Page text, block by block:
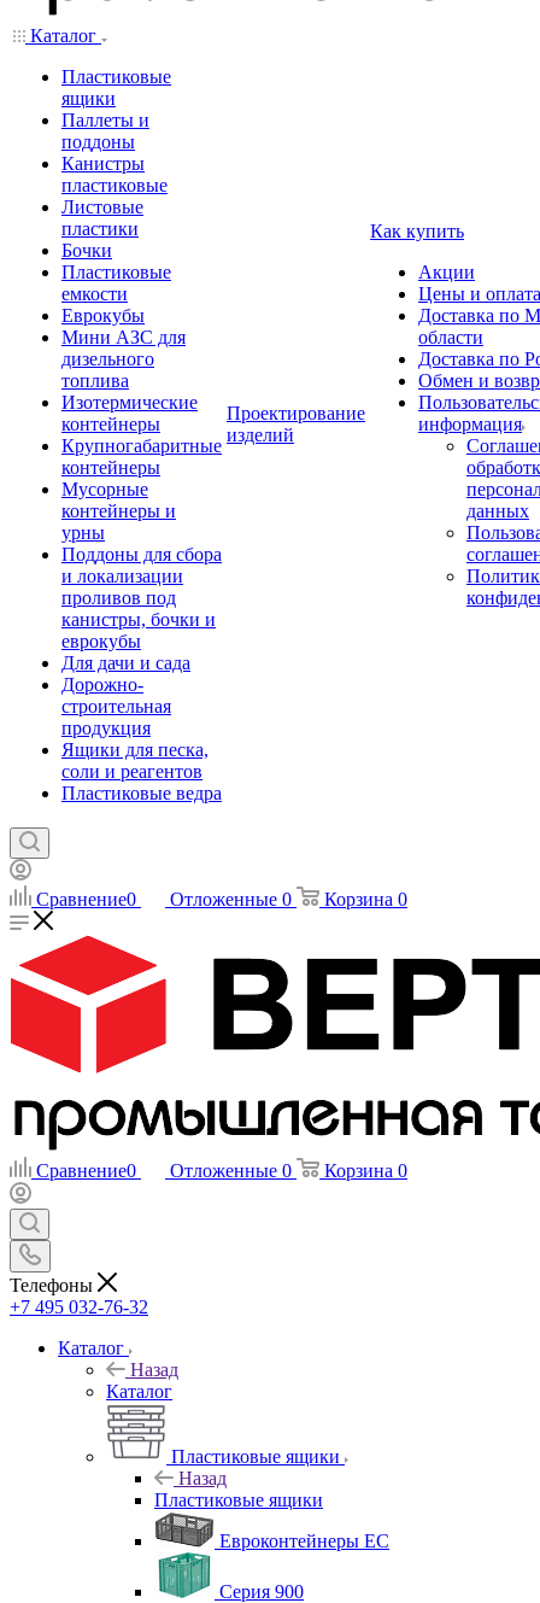
Каталог
Пластиковые
ящики
Паллеты и
поддоны
Канистры
пластиковые
Листовые
пластики
Бочки
Пластиковые
емкости
Еврокубы
Мини АЗС для
дизельного
топлива
Изотермические
контейнеры
Крупногабаритные
контейнеры
Мусорные
контейнеры и
урны
Поддоны для сбора
и локализации
проливов под
канистры, бочки и
еврокубы
Для дачи и сада
Дорожно-
строительная
продукция
Ящики для песка,
соли и реагентов
Пластиковые ведра
Проектирование
изделий
Как купить
Акции
Цены и оплата
Доставка по
области
Доставка по
Обмен и
информация
данных
Сравнение0 Отложенные 0 Корзина 0
Сравнение0 Отложенные 0 Корзина 0
Телефоны
+7 495 032-76-32
Каталог
Назад
Каталог
Пластиковые ящики
Назад
Пластиковые ящики
Евроконтейнеры ЕС
Серия 900